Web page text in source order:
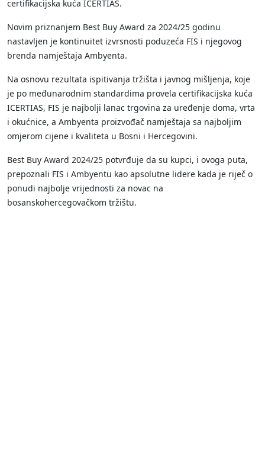
certifikacijska kuća ICERTIAS.
Novim priznanjem Best Buy Award za 2024/25 godinu
nastavljen je kontinuitet izvrsnosti poduzeća FIS i njegovog
brenda namještaja Ambyenta.
Na osnovu rezultata ispitivanja tržišta i javnog mišljenja, koje
je po međunarodnim standardima provela certifikacijska kuća
ICERTIAS, FIS je najbolji lanac trgovina za uređenje doma, vrta
i okućnice, a Ambyenta proizvođač namještaja sa najboljim
omjerom cijene i kvaliteta u Bosni i Hercegovini.
Best Buy Award 2024/25 potvrđuje da su kupci, i ovoga puta,
prepoznali FIS i Ambyentu kao apsolutne lidere kada je riječ o
ponudi najbolje vrijednosti za novac na
bosanskohercegovačkom tržištu.